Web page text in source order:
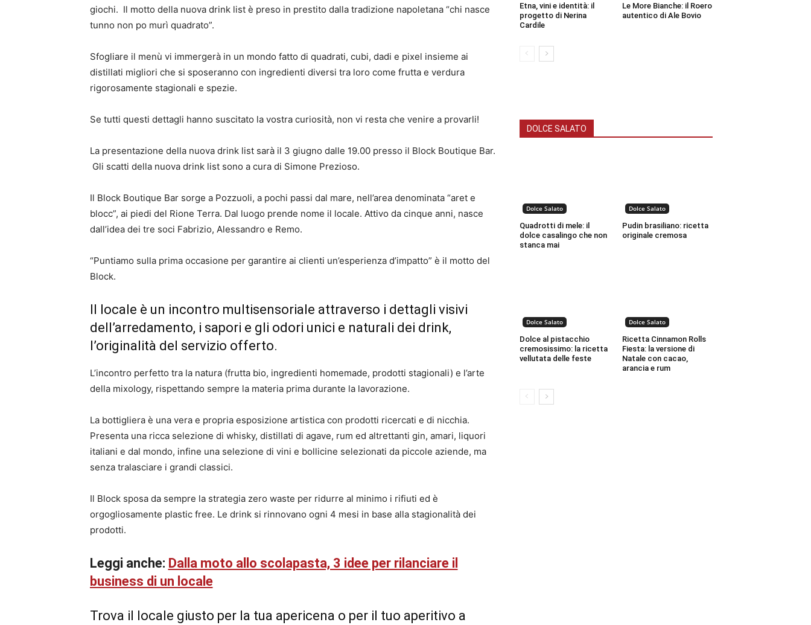
giochi. Il motto della nuova drink list è preso in prestito dalla tradizione napoletana “chi nasce
tunno non po murì quadrato”.
Sfogliare il menù vi immergerà in un mondo fatto di quadrati, cubi, dadi e pixel insieme ai
distillati migliori che si sposeranno con ingredienti diversi tra loro come frutta e verdura
rigorosamente stagionali e spezie.
Se tutti questi dettagli hanno suscitato la vostra curiosità, non vi resta che venire a provarli!
La presentazione della nuova drink list sarà il 3 giugno dalle 19.00 presso il Block Boutique Bar.
Gli scatti della nuova drink list sono a cura di Simone Prezioso.
Il Block Boutique Bar sorge a Pozzuoli, a pochi passi dal mare, nell’area denominata “aret e
blocc”, ai piedi del Rione Terra. Dal luogo prende nome il locale. Attivo da cinque anni, nasce
dall’idea dei tre soci Fabrizio, Alessandro e Remo.
“Puntiamo sulla prima occasione per garantire ai clienti un’esperienza d’impatto” è il motto del
Block.
Il locale è un incontro multisensoriale attraverso i dettagli visivi
dell’arredamento, i sapori e gli odori unici e naturali dei drink,
l’originalità del servizio offerto.
L’incontro perfetto tra la natura (frutta bio, ingredienti homemade, prodotti stagionali) e l’arte
della mixology, rispettando sempre la materia prima durante la lavorazione.
La bottigliera è una vera e propria esposizione artistica con prodotti ricercati e di nicchia.
Presenta una ricca selezione di whisky, distillati di agave, rum ed altrettanti gin, amari, liquori
italiani e dal mondo, infine una selezione di vini e bollicine selezionati da piccole aziende, ma
senza tralasciare i grandi classici.
Il Block sposa da sempre la strategia zero waste per ridurre al minimo i rifiuti ed è
orgogliosamente plastic free. Le drink si rinnovano ogni 4 mesi in base alla stagionalità dei
prodotti.
Leggi anche: Dalla moto allo scolapasta, 3 idee per rilanciare il
business di un locale
Trova il locale giusto per la tua apericena o per il tuo aperitivo a
Etna, vini e identità: il
progetto di Nerina
Cardile
Le More Bianche: il Roero
autentico di Ale Bovio
DOLCE SALATO
Dolce Salato
Quadrotti di mele: il
dolce casalingo che non
stanca mai
Dolce Salato
Pudin brasiliano: ricetta
originale cremosa
Dolce Salato
Dolce al pistacchio
cremosissimo: la ricetta
vellutata delle feste
Dolce Salato
Ricetta Cinnamon Rolls
Fiesta: la versione di
Natale con cacao,
arancia e rum